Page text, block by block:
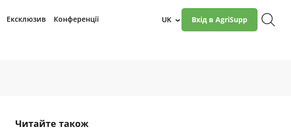
Ексклюзив Конференції UK › Вхід в AgriSupp
Читайте також